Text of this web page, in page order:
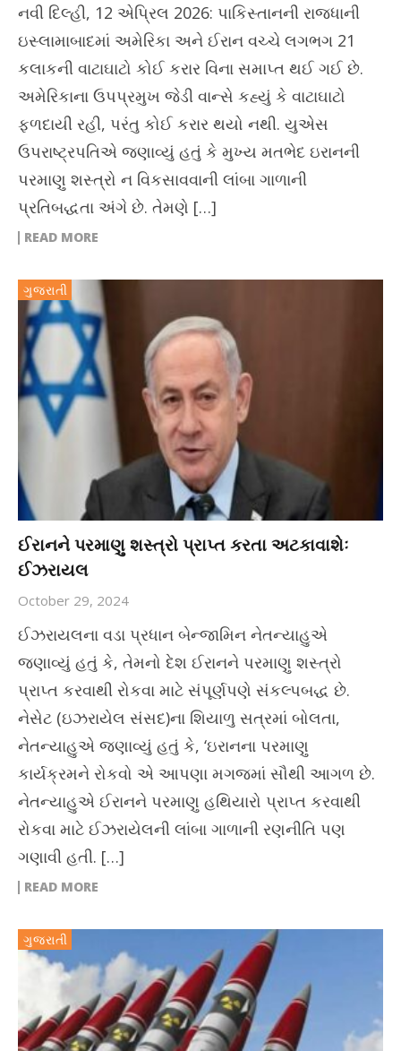
નવી દિલ્હી, 12 એપ્રિલ 2026: પાકિસ્તાનની રાજધાની
ઇસ્લામાબાદમાં અમેરિકા અને ઈરાન વચ્ચે લગભગ 21
કલાકની વાટાઘાટો કોઈ કરાર વિના સમાપ્ત થઈ ગઈ છે.
અમેરિકાના ઉપપ્રમુખ જેડી વાન્સે કહ્યું કે વાટાઘાટો
ફળદાયી રહી, પરંતુ કોઈ કરાર થયો નથી. યુએસ
ઉપરાષ્ટ્રપતિએ જણાવ્યું હતું કે મુખ્ય મતભેદ ઇરાનની
પરમાણુ શસ્ત્રો ન વિકસાવવાની લાંબા ગાળાની
પ્રતિબદ્ધતા અંગે છે. તેમણે […]
READ MORE
ગુજરાતી
ઈરાનને પરમાણુ શસ્ત્રો પ્રાપ્ત કરતા અટકાવાશેઃ
ઈઝરાયલ
October 29, 2024
ઈઝરાયલના વડા પ્રધાન બેન્જામિન નેતન્યાહુએ
જણાવ્યું હતું કે, તેમનો દેશ ઈરાનને પરમાણુ શસ્ત્રો
પ્રાપ્ત કરવાથી રોકવા માટે સંપૂર્ણપણે સંકલ્પબદ્ધ છે.
નેસેટ (ઇઝરાયેલ સંસદ)ના શિયાળુ સત્રમાં બોલતા,
નેતન્યાહુએ જણાવ્યું હતું કે, ‘ઇરાનના પરમાણુ
કાર્યક્રમને રોકવો એ આપણા મગજમાં સૌથી આગળ છે.
નેતન્યાહુએ ઈરાનને પરમાણુ હથિયારો પ્રાપ્ત કરવાથી
રોકવા માટે ઈઝરાયેલની લાંબા ગાળાની રણનીતિ પણ
ગણાવી હતી. […]
READ MORE
ગુજરાતી